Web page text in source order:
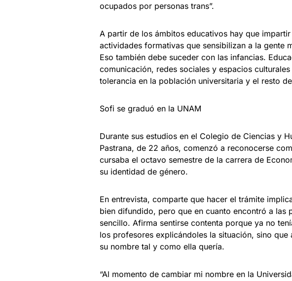
ocupados por personas trans”.
A partir de los ámbitos educativos hay que
actividades formativas que sensibilizan a la gente
Eso también debe suceder con las infancias.
comunicación, redes sociales y espacios
tolerancia en la población universitaria y el resto
Sofi se graduó en la UNAM
Durante sus estudios en el Colegio de Ciencias y
Pastrana, de 22 años, comenzó a reconocerse
cursaba el octavo semestre de la carrera de
su identidad de género.
En entrevista, comparte que hacer el trámite
bien difundido, pero que en cuanto encontró a las
sencillo. Afirma sentirse contenta porque ya no
los profesores explicándoles la situación, sino
su nombre tal y como ella quería.
“Al momento de cambiar mi nombre en la